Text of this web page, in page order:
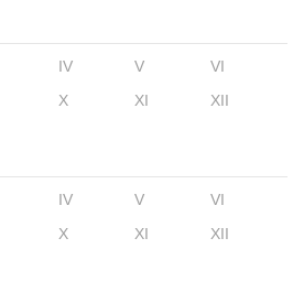
IV V
VI
X XI XII
IV V
VI
X XI XII